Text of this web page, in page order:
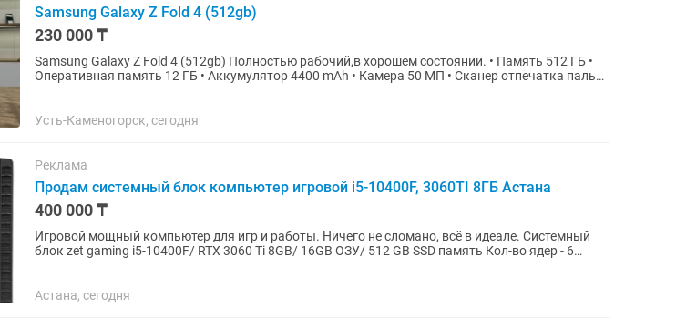
Samsung Galaxy Z Fold 4 (512gb)
230 000 ₸
Samsung Galaxy Z Fold 4 (512gb) Полностью рабочий,в хорошем состоянии. • Память 512 ГБ •
Оперативная память 12 ГБ • Аккумулятор 4400 mAh • Камера 50 МП • Сканер отпечатка пальца
Усть-Каменогорск, сегодня
Реклама
Продам системный блок компьютер игровой i5-10400F, 3060TI 8ГБ Астана
400 000 ₸
Игровой мощный компьютер для игр и работы. Ничего не сломано, всё в идеале. Системный
блок zet gaming i5-10400F/ RTX 3060 Ti 8GB/ 16GB ОЗУ/ 512 GB SSD память Кол-во ядер - 6
Астана, сегодня